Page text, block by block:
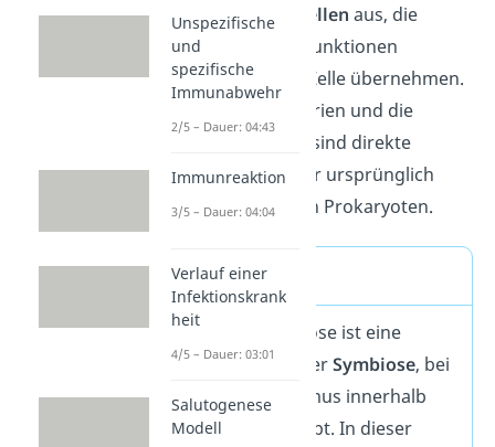
andereOrganellen aus, die
spezialisierte Funktionen
innerhalb der Zelle übernehmen.
Die Mitochondrien und die
Chloroplasten sind direkte
Nachfahren der ursprünglich
eigenständigen Prokaryoten.
Endosymbiose
Eine Endosymbiose ist eine
spezielle Form derSymbiose, bei
der ein Organismus innerhalb
eines anderen lebt. In dieser
Unspezifische
und
spezifische
Immunabwehr
2/5 – Dauer: 04:43
Immunreaktion
3/5 – Dauer: 04:04
Verlauf einer
Infektionskrank
heit
4/5 – Dauer: 03:01
Salutogenese
Modell